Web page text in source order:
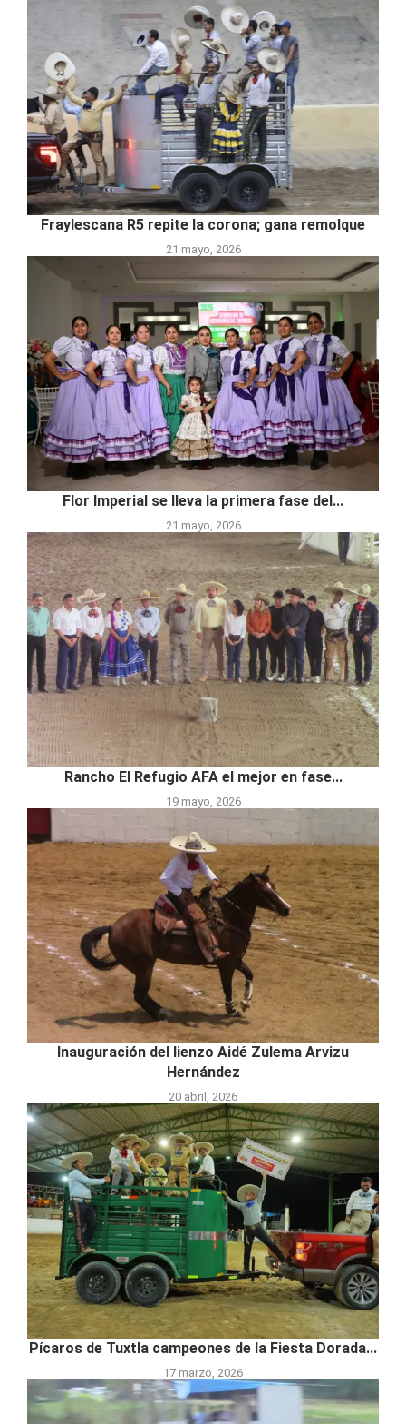
Fraylescana R5 repite la corona; gana remolque
21 mayo, 2026
Flor Imperial se lleva la primera fase del...
21 mayo, 2026
Rancho El Refugio AFA el mejor en fase...
19 mayo, 2026
Inauguración del lienzo Aidé Zulema Arvizu
Hernández
20 abril, 2026
Pícaros de Tuxtla campeones de la Fiesta Dorada...
17 marzo, 2026